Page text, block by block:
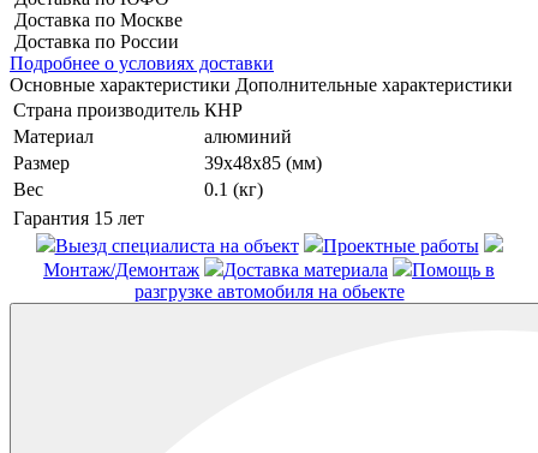
Доставка по Москве
Доставка по России
Подробнее о условиях доставки
Основные характеристики Дополнительные характеристики
Страна производитель КНР
Материал
алюминий
Размер
39х48х85 (мм)
Вес
0.1 (кг)
Гарантия 15 лет
Выезд специалиста на объект
Проектные работы
Монтаж/Демонтаж
Доставка материала
Помощь в
разгрузке автомобиля на обьекте